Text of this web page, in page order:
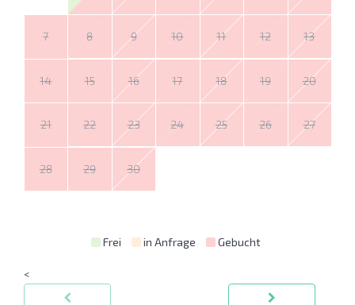
7 8 9 10 11 12 13
14 15 16 17 18 19 20
21 22 23 24 25 26 27
28 29 30
Frei in Anfrage Gebucht
<